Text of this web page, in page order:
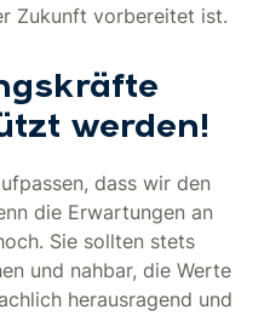
Zukunft vorbereitet ist.
werden!
dass wir den
die Erwartungen an
Sie sollten stets
und nahbar, die Werte
herausragend und